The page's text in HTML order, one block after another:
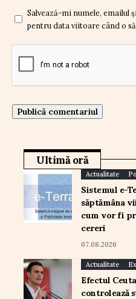
Salvează-mi numele, emailul
pentru data viitoare când o
Ultimă oră
Actualitate
Sistemul e-
săptămâna
cum vor fi
cereri
07.08.2026
Actualitate
Efectul
controlează